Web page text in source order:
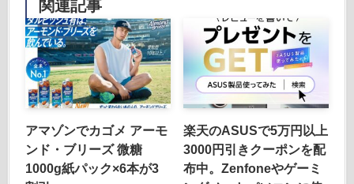
関連記事
アマゾンでカゴメ アーモ
ンド・ブリーズ 微糖
1000g紙パック×6本が3
楽天のASUSで5万円以上
3000円引きクーポンを配
布中。Zenfoneやゲーミ